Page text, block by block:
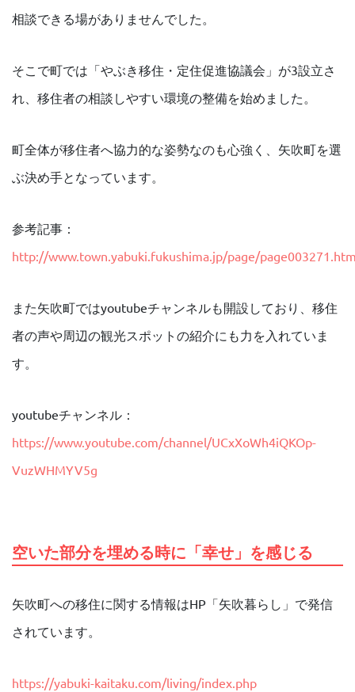
相談できる場がありませんでした。
そこで町では「やぶき移住・定住促進協議会」が3設立さ
れ、移住者の相談しやすい環境の整備を始めました。
町全体が移住者へ協力的な姿勢なのも心強く、矢吹町を選
ぶ決め手となっています。
参考記事：
http://www.town.yabuki.fukushima.jp/page/
また矢吹町ではyoutubeチャンネルも開設しており、移住
者の声や周辺の観光スポットの紹介にも力を入れていま
す。
youtubeチャンネル：
https://www.youtube.com/channel/UCxXoWh4iQKOp-
VuzWHMYV5g
空いた部分を埋める時に「幸せ」を感じる
矢吹町への移住に関する情報はHP「矢吹暮らし」で発信
されています。
https://yabuki-kaitaku.com/living/index.php